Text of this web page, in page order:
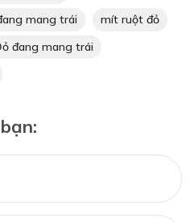
mang trái
mít ruột đỏ
đang mang trái